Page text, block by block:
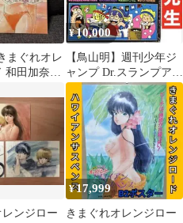
まぐれオレ
和田加奈子
¥10,000
【鳥山明】週刊少年ジ
ャンプ Dr.スランプアラ
レちゃん キン肉マ
ン 奇面組
ンジロー
¥17,999
きまぐれオレンジロー